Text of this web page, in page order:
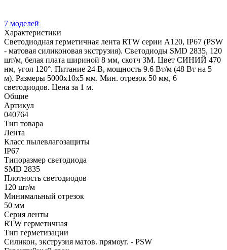
7 моделей
Характеристики
Светодиодная герметичная лента RTW серии A120, IP67 (PSW
- матовая силиконовая экструзия). Светодиоды SMD 2835, 120
шт/м, белая плата шириной 8 мм, скотч 3M. Цвет СИНИЙ 470
нм, угол 120°. Питание 24 В, мощность 9.6 Вт/м (48 Вт на 5
м). Размеры 5000x10x5 мм. Мин. отрезок 50 мм, 6
светодиодов. Цена за 1 м.
Общие
Артикул
040764
Тип товара
Лента
Класс пылевлагозащиты
IP67
Типоразмер светодиода
SMD 2835
Плотность светодиодов
120 шт/м
Минимальный отрезок
50 мм
Серия ленты
RTW герметичная
Тип герметизации
Силикон, экструзия матов. прямоуг. - PSW